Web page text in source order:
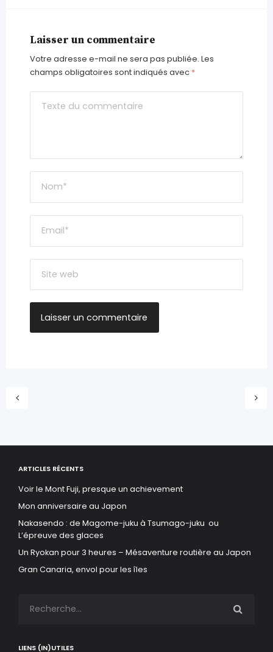
Laisser un commentaire
Votre adresse e-mail ne sera pas publiée. Les
champs obligatoires sont indiqués avec *
ARTICLES RÉCENTS
Voir le Mont Fuji, presque un achievement
Mon anniversaire au Japon
Nakasendo : de Magome-juku à Tsumago-juku ou
L’épreuve des glaces
Un Ryokan pour 3 heures – Mésaventure routière au Japon
Gran Canaria, envol pour les îles
LIENS (IN)UTILES